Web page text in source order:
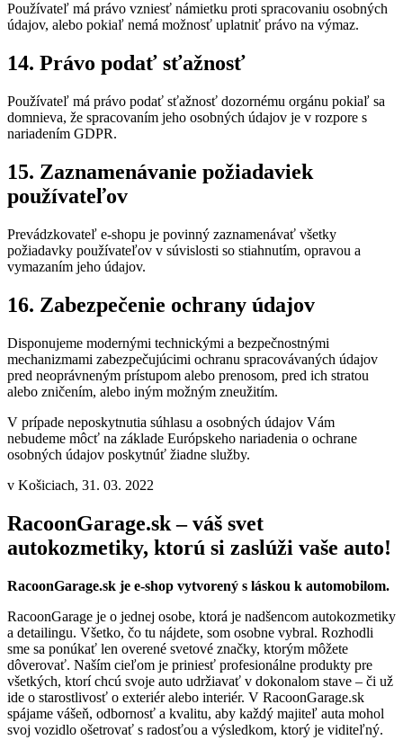
Používateľ má právo vzniesť námietku proti spracovaniu osobných
údajov, alebo pokiaľ nemá možnosť uplatniť právo na výmaz.
14. Právo podať sťažnosť
Používateľ má právo podať sťažnosť dozornému orgánu pokiaľ sa
domnieva, že spracovaním jeho osobných údajov je v rozpore s
nariadením GDPR.
15. Zaznamenávanie požiadaviek
používateľov
Prevádzkovateľ e-shopu je povinný zaznamenávať všetky
požiadavky používateľov v súvislosti so stiahnutím, opravou a
vymazaním jeho údajov.
16. Zabezpečenie ochrany údajov
Disponujeme modernými technickými a bezpečnostnými
mechanizmami zabezpečujúcimi ochranu spracovávaných údajov
pred neoprávneným prístupom alebo prenosom, pred ich stratou
alebo zničením, alebo iným možným zneužitím.
V prípade neposkytnutia súhlasu a osobných údajov Vám
nebudeme môcť na základe Európskeho nariadenia o ochrane
osobných údajov poskytnúť žiadne služby.
v Košiciach, 31. 03. 2022
RacoonGarage.sk – váš svet
autokozmetiky, ktorú si zaslúži vaše auto!
RacoonGarage.sk je e-shop vytvorený s láskou k automobilom.
RacoonGarage je o jednej osobe, ktorá je nadšencom autokozmetiky
a detailingu. Všetko, čo tu nájdete, som osobne vybral. Rozhodli
sme sa ponúkať len overené svetové značky, ktorým môžete
dôverovať. Naším cieľom je priniesť profesionálne produkty pre
všetkých, ktorí chcú svoje auto udržiavať v dokonalom stave – či už
ide o starostlivosť o exteriér alebo interiér. V RacoonGarage.sk
spájame vášeň, odbornosť a kvalitu, aby každý majiteľ auta mohol
svoj vozidlo ošetrovať s radosťou a výsledkom, ktorý je viditeľný.